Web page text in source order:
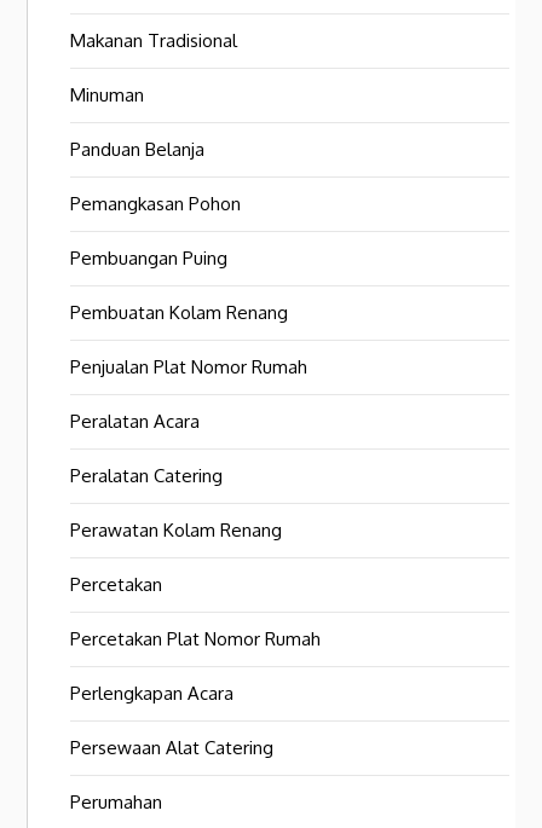
Makanan Tradisional
Minuman
Panduan Belanja
Pemangkasan Pohon
Pembuangan Puing
Pembuatan Kolam Renang
Penjualan Plat Nomor Rumah
Peralatan Acara
Peralatan Catering
Perawatan Kolam Renang
Percetakan
Percetakan Plat Nomor Rumah
Perlengkapan Acara
Persewaan Alat Catering
Perumahan